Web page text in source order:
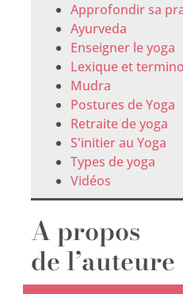
Approfondir sa
Ayurveda
Enseigner le yoga
Lexique et
Mudra
Postures de Yoga
Retraite de yoga
S'initier au Yoga
Types de yoga
Vidéos
A propos
de l’auteure